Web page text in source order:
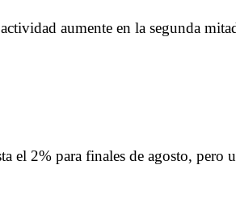
aumente en la segunda
el 2% para finales de agosto,